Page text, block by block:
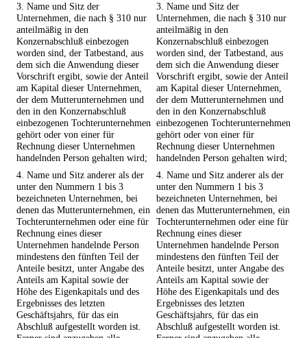
3. Name und Sitz der
Unternehmen, die nach § 310 nur
anteilmäßig in den
Konzernabschluß einbezogen
worden sind, der Tatbestand, aus
dem sich die Anwendung dieser
Vorschrift ergibt, sowie der Anteil
am Kapital dieser Unternehmen,
der dem Mutterunternehmen und
den in den Konzernabschluß
einbezogenen Tochterunternehmen
gehört oder von einer für
Rechnung dieser Unternehmen
handelnden Person gehalten wird;
3. Name und Sitz der
Unternehmen, die nach § 310 nur
anteilmäßig in den
Konzernabschluß einbezogen
worden sind, der Tatbestand, aus
dem sich die Anwendung dieser
Vorschrift ergibt, sowie der Anteil
am Kapital dieser Unternehmen,
der dem Mutterunternehmen und
den in den Konzernabschluß
einbezogenen Tochterunternehmen
gehört oder von einer für
Rechnung dieser Unternehmen
handelnden Person gehalten wird;
4. Name und Sitz anderer als der
unter den Nummern 1 bis 3
bezeichneten Unternehmen, bei
denen das Mutterunternehmen, ein
Tochterunternehmen oder eine für
Rechnung eines dieser
Unternehmen handelnde Person
mindestens den fünften Teil der
Anteile besitzt, unter Angabe des
Anteils am Kapital sowie der
Höhe des Eigenkapitals und des
Ergebnisses des letzten
Geschäftsjahrs, für das ein
Abschluß aufgestellt worden ist.
4. Name und Sitz anderer als der
unter den Nummern 1 bis 3
bezeichneten Unternehmen, bei
denen das Mutterunternehmen, ein
Tochterunternehmen oder eine für
Rechnung eines dieser
Unternehmen handelnde Person
mindestens den fünften Teil der
Anteile besitzt, unter Angabe des
Anteils am Kapital sowie der
Höhe des Eigenkapitals und des
Ergebnisses des letzten
Geschäftsjahrs, für das ein
Abschluß aufgestellt worden ist.